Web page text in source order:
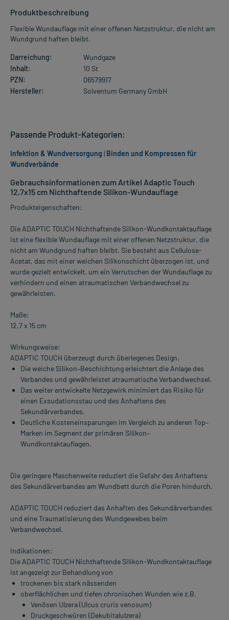
Produktbeschreibung
Flexible Wundauflage mit einer offenen Netzstruktur, die nicht am
Wundgrund haften bleibt.
Darreichung:
Wundgaze
Inhalt:
10 St
PZN:
06579917
Hersteller:
Solventum Germany GmbH
Gebrauchsinformationen zum Artikel Adaptic Touch
12,7x15 cm Nichthaftende Silikon-Wundauflage
Produkteigenschaften:
Die ADAPTIC TOUCH Nichthaftende Silikon-Wundkontaktauflage
ist eine flexible Wundauflage mit einer offenen Netzstruktur, die
nicht am Wundgrund haften bleibt. Sie besteht aus Cellulose-
Acetat, das mit einer weichen Silikonschicht überzogen ist, und
wurde gezielt entwickelt, um ein Verrutschen der Wundauflage zu
verhindern und einen atraumatischen Verbandwechsel zu
gewährleisten.
Maße:
12,7 x 15 cm
Wirkungsweise:
ADAPTIC TOUCH überzeugt durch überlegenes Design.
Die weiche Silikon–Beschichtung erleichtert die Anlage des
Verbandes und gewährleistet atraumatische Verbandwechsel.
Das weiter entwickelte Netzgewirk minimiert das Risiko für
einen Exsudationsstau und des Anhaftens des
Sekundärverbandes.
Deutliche Kosteneinsparungen im Vergleich zu anderen Top–
Marken im Segment der primären Silikon–
Wundkontaktauflagen.
Die geringere Maschenweite reduziert die Gefahr des Anhaftens
des Sekundärverbandes am Wundbett durch die Poren hindurch.
ADAPTIC TOUCH reduziert das Anhaften des Sekundärverbandes
und eine Traumatisierung des Wundgewebes beim
Verbandwechsel.
Indikationen:
Die ADAPTIC TOUCH Nichthaftende Silikon-Wundkontaktauflage
ist angezeigt zur Behandlung von
trockenen bis stark nässenden
oberflächlichen und tiefen chronischen Wunden wie z.B.
Venösen Ulzera (Ulcus cruris venosum)
Druckgeschwüren (Dekubitalulzera)
Passende Produkt-Kategorien:
Infektion & Wundversorgung | Binden und Kompressen für
Wundverbände